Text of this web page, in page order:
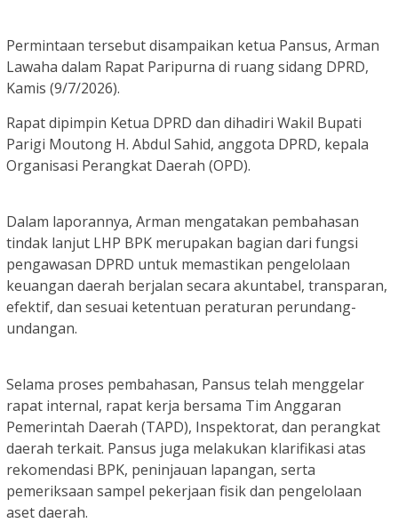
Permintaan tersebut disampaikan ketua Pansus, Arman
Lawaha dalam Rapat Paripurna di ruang sidang DPRD,
Kamis (9/7/2026).
Rapat dipimpin Ketua DPRD dan dihadiri Wakil Bupati
Parigi Moutong H. Abdul Sahid, anggota DPRD, kepala
Organisasi Perangkat Daerah (OPD).
Dalam laporannya, Arman mengatakan pembahasan
tindak lanjut LHP BPK merupakan bagian dari fungsi
pengawasan DPRD untuk memastikan pengelolaan
keuangan daerah berjalan secara akuntabel, transparan,
efektif, dan sesuai ketentuan peraturan perundang-
undangan.
Selama proses pembahasan, Pansus telah menggelar
rapat internal, rapat kerja bersama Tim Anggaran
Pemerintah Daerah (TAPD), Inspektorat, dan perangkat
daerah terkait. Pansus juga melakukan klarifikasi atas
rekomendasi BPK, peninjauan lapangan, serta
pemeriksaan sampel pekerjaan fisik dan pengelolaan
aset daerah.